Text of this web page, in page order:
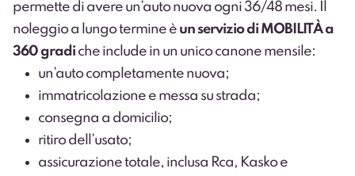
permette di avere un’auto nuova ogni 36/48 mesi. Il
noleggio a lungo termine è un servizio di MOBILITÀ a
360 gradi che include in un unico canone mensile:
un’auto completamente nuova;
immatricolazione e messa su strada;
consegna a domicilio;
ritiro dell’usato;
assicurazione totale, inclusa Rca, Kasko e